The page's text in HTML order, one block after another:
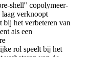
shell" copolymeer-
verknoopt
bij het verbeteren van
als een
rol speelt bij het